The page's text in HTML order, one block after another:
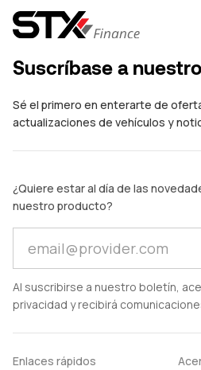
Suscríbase a
Sé el primero en enterarte de
actualizaciones de vehículos y
¿Quiere estar al día de las
nuestro producto?
Al suscribirse a nuestro boletín,
privacidad y recibirá
Enlaces rápidos